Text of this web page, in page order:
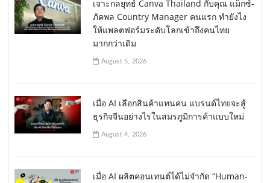
เจาะกลยุทธ์ Canva Thailand กับคุณ แม็กซ์-
ภัคพล Country Manager คนแรก ทำยังไง
ให้แพลตฟอร์มระดับโลกเข้าถึงคนไทย
มากกว่าเดิม
August 5, 2026
เมื่อ AI เลือกสินค้าแทนคน แบรนด์ไทยจะสู้
ธุรกิจจีนอย่างไรในสมรภูมิการค้าแบบใหม่
August 4, 2026
เมื่อ AI ผลิตคอนเทนต์ได้ไม่จำกัด “Human-